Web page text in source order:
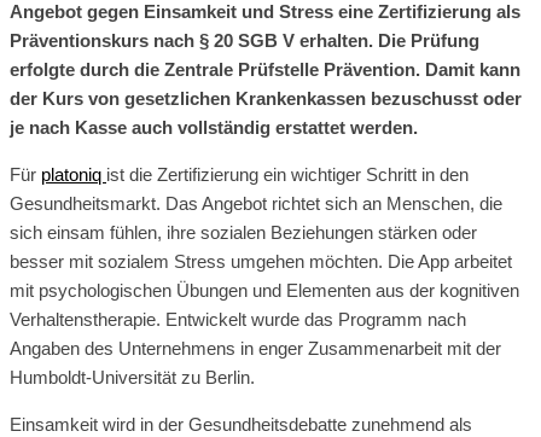
Angebot gegen Einsamkeit und Stress eine Zertifizierung als
Präventionskurs nach § 20 SGB V erhalten. Die Prüfung
erfolgte durch die Zentrale Prüfstelle Prävention. Damit kann
der Kurs von gesetzlichen Krankenkassen bezuschusst oder
je nach Kasse auch vollständig erstattet werden.
Für platoniq ist die Zertifizierung ein wichtiger Schritt in den
Gesundheitsmarkt. Das Angebot richtet sich an Menschen, die
sich einsam fühlen, ihre sozialen Beziehungen stärken oder
besser mit sozialem Stress umgehen möchten. Die App arbeitet
mit psychologischen Übungen und Elementen aus der kognitiven
Verhaltenstherapie. Entwickelt wurde das Programm nach
Angaben des Unternehmens in enger Zusammenarbeit mit der
Humboldt-Universität zu Berlin.
Einsamkeit wird in der Gesundheitsdebatte zunehmend als